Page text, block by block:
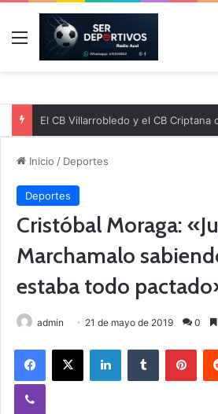
Menú
Inicio / Deportes
Deportes
Cristóbal Moraga:
Marchamalo
estaba todo
admin 21 de mayo de 2019 0